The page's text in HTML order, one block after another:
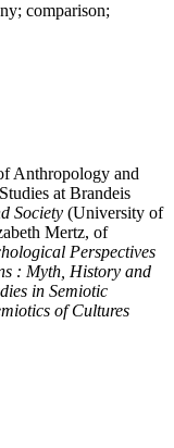
comparison;
Anthropology and
at Brandeis
Society (University of
Mertz, of
Perspectives
: Myth, History and
in Semiotic
of Cultures